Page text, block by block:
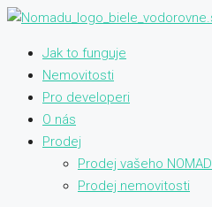
Jak to funguje
Nemovitosti
Pro developeri
O nás
Prodej
Prodej vašeho
Prodej nemovitosti